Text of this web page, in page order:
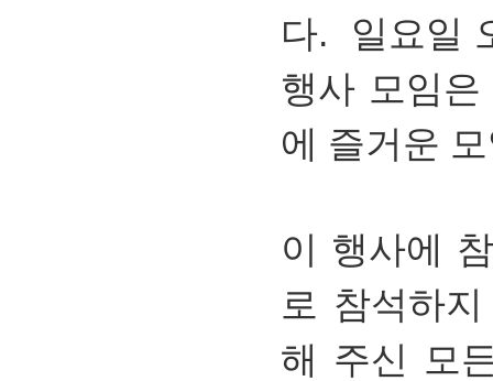
다. 일요일
행사 모임
에 즐거운
이 행사에
로 참석하
해 주신 모